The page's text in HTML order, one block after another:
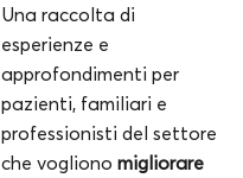
Una raccolta di
esperienze e
approfondimenti per
pazienti, familiari e
professionisti del settore
che vogliono migliorare